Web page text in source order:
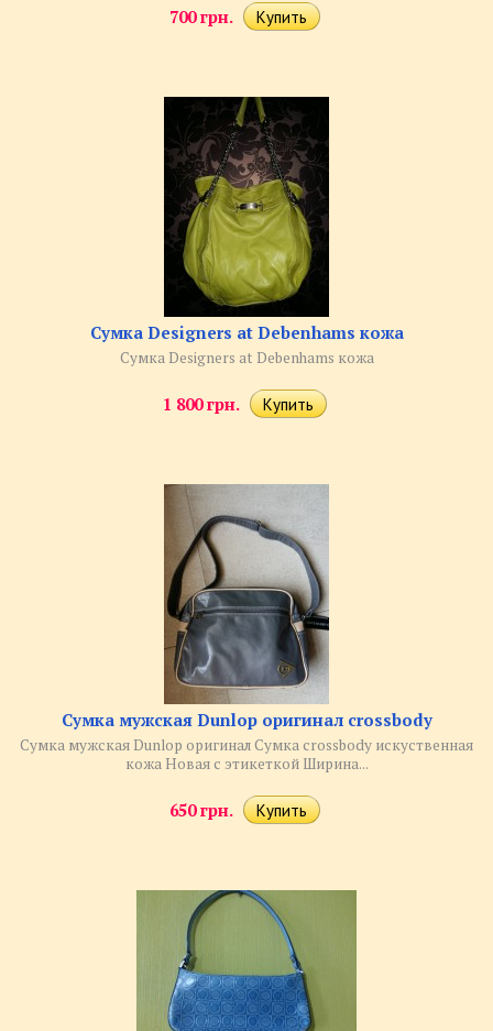
700 грн.
Сумка Designers at Debenhams кожа
Сумка Designers at Debenhams кожа
1 800 грн.
Сумка мужская Dunlop оригинал crossbody
Сумка мужская Dunlop оригинал Сумка crossbody искуственная
кожа Новая с этикеткой Ширина...
650 грн.